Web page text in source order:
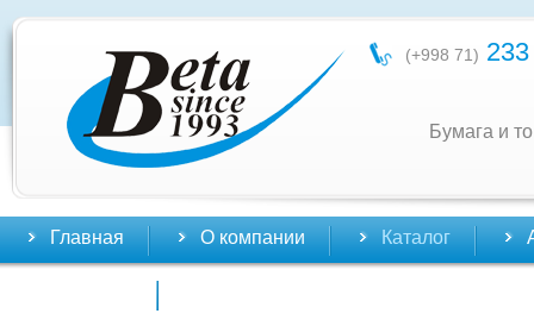
(+998 71)
Бумага и
Главная О компании Каталог